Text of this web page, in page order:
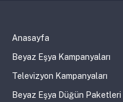
Anasayfa
Beyaz Eşya Kampanyaları
Televizyon Kampanyaları
Beyaz Eşya Düğün Paketleri